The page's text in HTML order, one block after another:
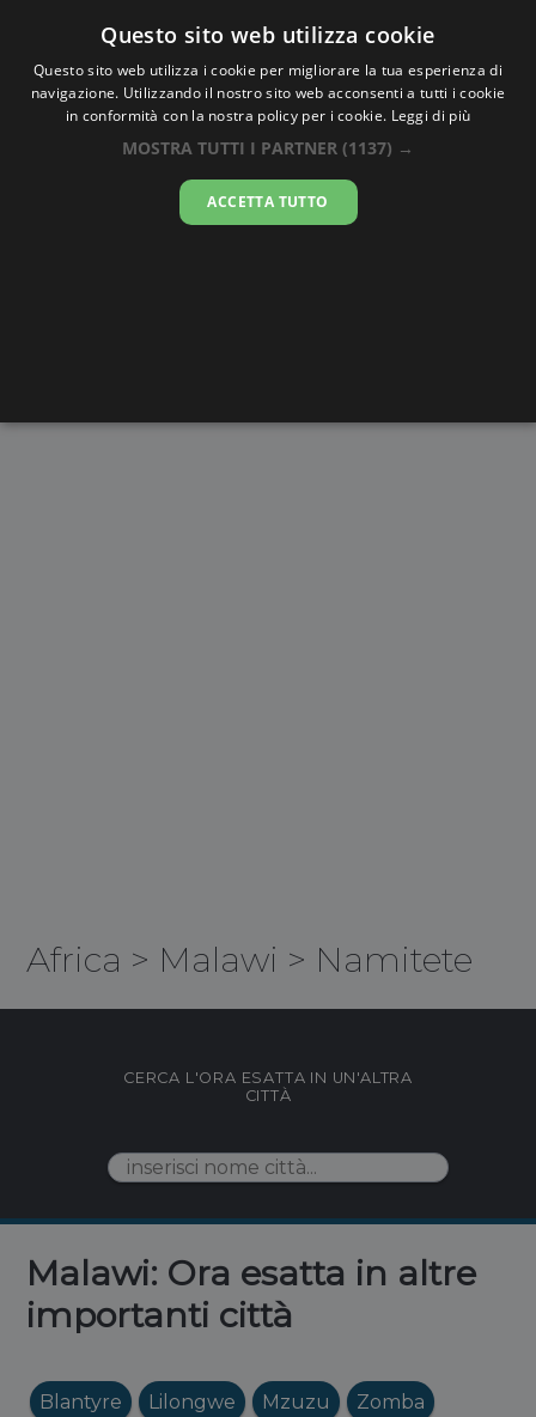
Oraesatta.co
Ora EsattaNamitete
22:38:45
Africa > Malawi > Namitete
CERCA L'ORA ESATTA IN UN'ALTRA
CITTÀ
Malawi: Ora esatta in altre
importanti città
Blantyre Lilongwe Mzuzu Zomba
Questo sito web utilizza cookie
Questo sito web utilizza i cookie per migliorare la tua esperienza di
navigazione. Utilizzando il nostro sito web acconsenti a tutti i cookie
in conformità con la nostra policy per i cookie. Leggi di più
MOSTRA TUTTI I PARTNER (1137) →
ACCETTA TUTTO